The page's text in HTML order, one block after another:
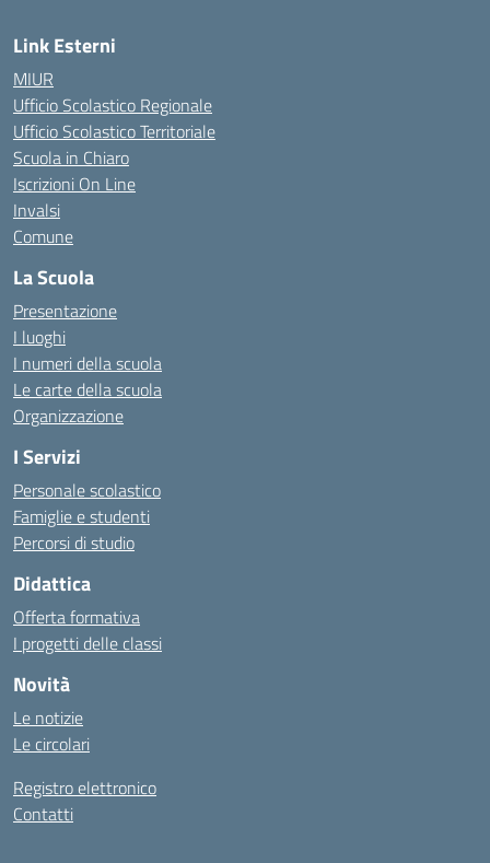
Link Esterni
MIUR
Ufficio Scolastico Regionale
Ufficio Scolastico Territoriale
Scuola in Chiaro
Iscrizioni On Line
Invalsi
Comune
La Scuola
Presentazione
I luoghi
I numeri della scuola
Le carte della scuola
Organizzazione
I Servizi
Personale scolastico
Famiglie e studenti
Percorsi di studio
Didattica
Offerta formativa
I progetti delle classi
Novità
Le notizie
Le circolari
Registro elettronico
Contatti